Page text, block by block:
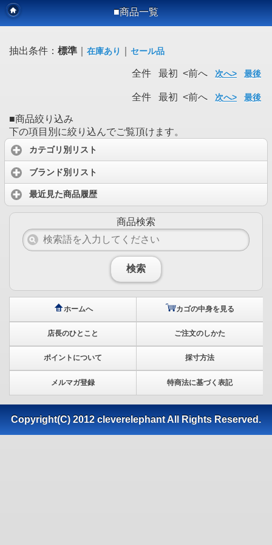
■商品一覧
抽出条件： 標準 在庫あり セール品
全件 最初 <前へ 次へ> 最後
全件 最初 <前へ 次へ> 最後
■商品絞り込み
下の項目別に絞り込んでご覧頂けます。
カテゴリ別リスト
ブランド別リスト
最近見た商品履歴
商品検索
検索
ホームへ カゴの中身を見る
店長のひとこと ご注文のしかた
ポイントについて 採寸方法
メルマガ登録 特商法に基づく表記
Copyright(C) 2012 cleverelephant All Rights Reserved.